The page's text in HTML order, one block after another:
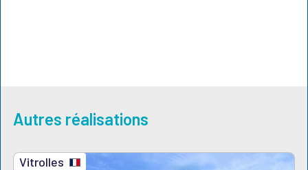
Autres réalisations
Vitrolles